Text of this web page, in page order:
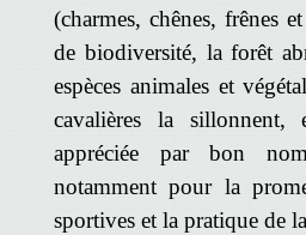
(charmes, chênes, frênes
de biodiversité, la forêt
espèces animales et
cavalières la sillonnent,
appréciée par bon
notamment pour la
sportives et la pratique de